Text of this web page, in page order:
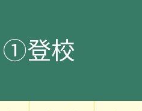
①登校